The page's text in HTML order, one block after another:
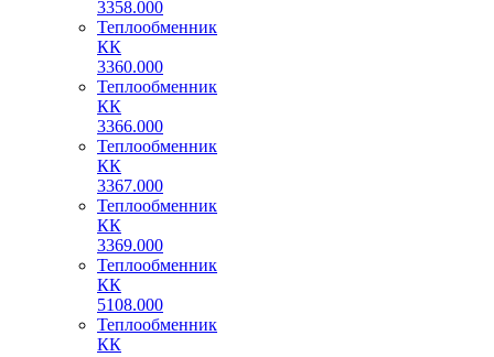
3358.000
Теплообменник
КК
3360.000
Теплообменник
КК
3366.000
Теплообменник
КК
3367.000
Теплообменник
КК
3369.000
Теплообменник
КК
5108.000
Теплообменник
КК